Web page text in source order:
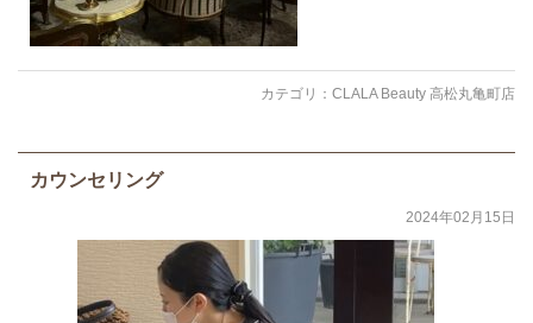
カテゴリ： CLALA Beauty 高松丸亀町店
カウンセリング
2024年02月15日